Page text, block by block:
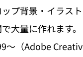
プ背景・イラス
大量に作れます。
〜（Adobe